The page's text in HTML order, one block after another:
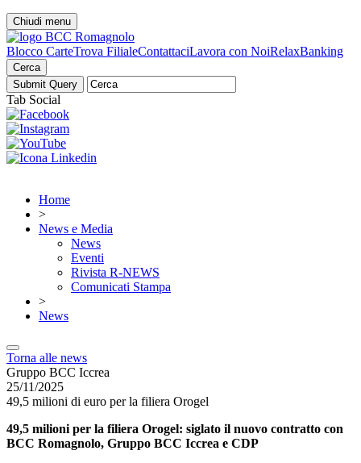
Chiudi menu
Blocco CarteTrova FilialeContattaciLavora con NoiRelaxBanking
Cerca
Tab Social
Home
>
News e Media
News
Eventi
Rivista R-NEWS
Comunicati Stampa
>
News
Torna alle news
Gruppo BCC Iccrea
25/11/2025
49,5 milioni di euro per la filiera Orogel
49,5 milioni per la filiera Orogel: siglato il nuovo contratto con
BCC Romagnolo, Gruppo BCC Iccrea e CDP